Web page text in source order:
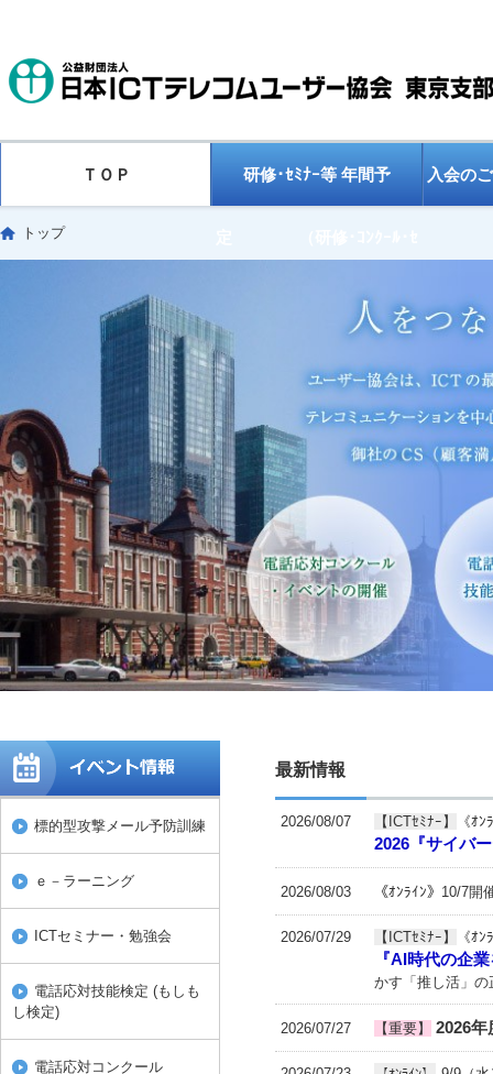
ＴＯＰ 研修･ｾﾐﾅｰ等 年間予 入会の
トップ
標的型攻撃メール予防訓練
ｅ－ラーニング
ICTセミナー・勉強会
電話応対技能検定 (もしも
し検定)
電話応対コンクール
最新情報
2026/08/07 【ICTｾﾐﾅｰ】 《ｵ
2026『サイバ
2026/08/03 《ｵﾝﾗｲﾝ》10/7開
2026/07/29 【ICTｾﾐﾅｰ】 《ｵ
『AI時代の企
かす「推し活」
2026/07/27 【重要】 2026年